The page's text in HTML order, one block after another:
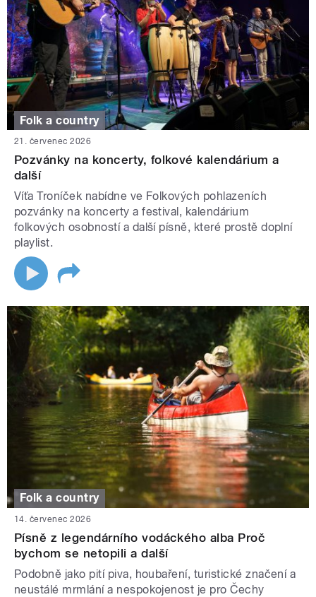
Folk a country
21. červenec 2026
Pozvánky na koncerty, folkové kalendárium a
další
Víťa Troníček nabídne ve Folkových pohlazeních
pozvánky na koncerty a festival, kalendárium
folkových osobností a další písně, které prostě doplní
playlist.
Folk a country
14. červenec 2026
Písně z legendárního vodáckého alba Proč
bychom se netopili a další
Podobně jako pití piva, houbaření, turistické značení a
neustálé mrmlání a nespokojenost je pro Čechy